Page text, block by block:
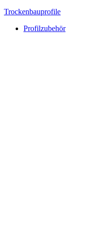
Trockenbauprofile
Profilzubehör